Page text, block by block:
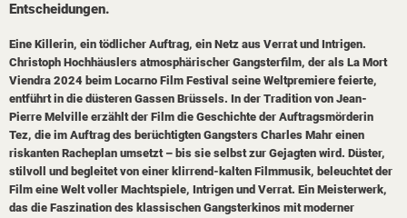
Entscheidungen.
Eine Killerin, ein tödlicher Auftrag, ein Netz aus Verrat und Intrigen.
Christoph Hochhäuslers atmosphärischer Gangsterfilm, der als La Mort
Viendra 2024 beim Locarno Film Festival seine Weltpremiere feierte,
entführt in die düsteren Gassen Brüssels. In der Tradition von Jean-
Pierre Melville erzählt der Film die Geschichte der Auftragsmörderin
Tez, die im Auftrag des berüchtigten Gangsters Charles Mahr einen
riskanten Racheplan umsetzt – bis sie selbst zur Gejagten wird. Düster,
stilvoll und begleitet von einer klirrend-kalten Filmmusik, beleuchtet der
Film eine Welt voller Machtspiele, Intrigen und Verrat. Ein Meisterwerk,
das die Faszination des klassischen Gangsterkinos mit moderner